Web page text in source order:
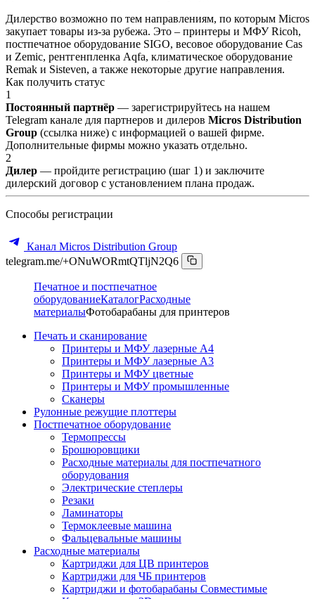
Дилерство возможно по тем направлениям, по которым Micros
закупает товары из-за рубежа. Это – принтеры и МФУ Ricoh,
постпечатное оборудование SIGO, весовое оборудование Cas
и Zemic, рентгенпленка Aqfa, климатическое оборудование
Remak и Sisteven, а также некоторые другие направления.
Как получить статус
1
Постоянный партнёр — зарегистрируйтесь на нашем
Telegram канале для партнеров и дилеров Micros Distribution
Group (ссылка ниже) с информацией о вашей фирме.
Дополнительные фирмы можно указать отдельно.
2
Дилер — пройдите регистрацию (шаг 1) и заключите
дилерский договор с установлением плана продаж.
Способы регистрации
Канал Micros Distribution Group
telegram.me/+ONuWORmtQTljN2Q6
Печатное и постпечатное
оборудованиеКаталогРасходные
материалыФотобарабаны для принтеров
Печать и сканирование
Принтеры и МФУ лазерные А4
Принтеры и МФУ лазерные А3
Принтеры и МФУ цветные
Принтеры и МФУ промышленные
Сканеры
Рулонные режущие плоттеры
Постпечатное оборудование
Термопрессы
Брошюровщики
Расходные материалы для постпечатного
оборудования
Электрические степлеры
Резаки
Ламинаторы
Термоклеевые машина
Фальцевальные машины
Расходные материалы
Картриджи для ЦВ принтеров
Картриджи для ЧБ принтеров
Картриджи и фотобарабаны Совместимые